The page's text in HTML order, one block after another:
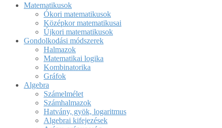
Matematikusok
Ókori matematikusok
Középkor matematikusai
Újkori matematikusok
Gondolkodási módszerek
Halmazok
Matematikai logika
Kombinatorika
Gráfok
Algebra
Számelmélet
Számhalmazok
Hatvány, gyök, logaritmus
Algebrai kifejezések